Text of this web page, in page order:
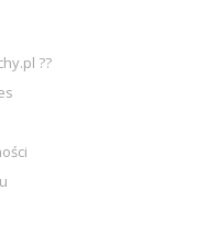
??